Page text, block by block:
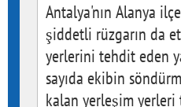
Antalya'nın Alanya
şiddetli rüzgarın da
yerlerini tehdit eden
sayıda ekibin
kalan yerleşim yerleri